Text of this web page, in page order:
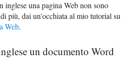
inglese una pagina Web non sono
più, dai un'occhiata al mio tutorial su
Web.
un documento Word